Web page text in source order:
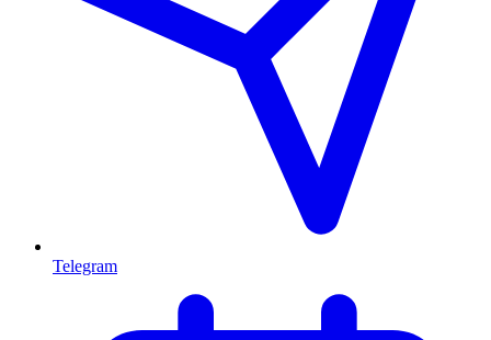
Telegram